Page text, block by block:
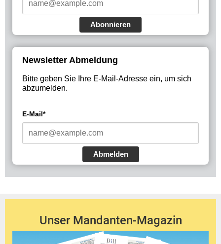
Abonnieren
Newsletter Abmeldung
Bitte geben Sie Ihre E-Mail-Adresse ein, um sich
abzumelden.
E-Mail*
Abmelden
Unser Mandanten-Magazin